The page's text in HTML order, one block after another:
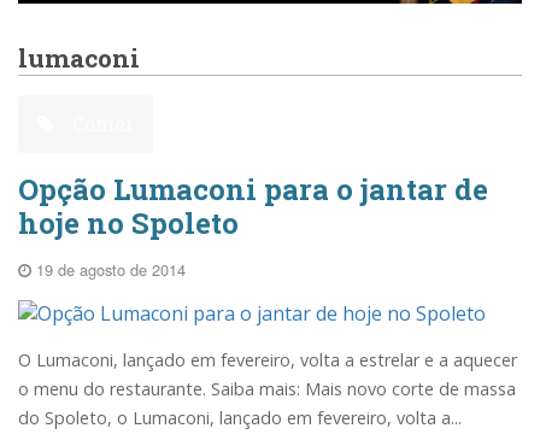
lumaconi
Opção Lumaconi para o jantar de
hoje no Spoleto
19 de agosto de 2014
O Lumaconi, lançado em fevereiro, volta a estrelar e a aquecer
o menu do restaurante. Saiba mais: Mais novo corte de massa
do Spoleto, o Lumaconi, lançado em fevereiro, volta a...